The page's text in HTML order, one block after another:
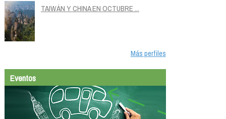
TAIWÁN Y CHINA EN OCTUBRE ...
Más perfiles
Eventos